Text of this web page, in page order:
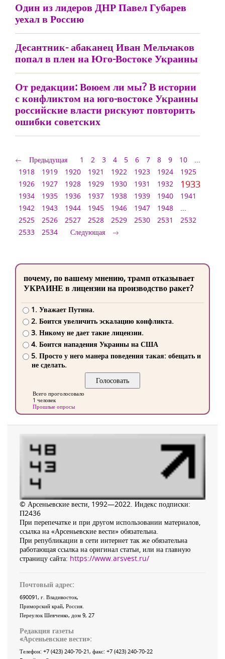
Один из лидеров ДНР Павел Губарев
уехал в Россию
Десантник- абаканец Иван Мельчаков
попал в плен на Юго-Востоке Украины
От редакции: Воюем ли мы? В истории
с конфликтом на юго-востоке Украины
российские власти рискуют повторить
ошибки советских
Предыдущая 1 2 3 4 5 6 7 8 9 10
...
1918
1919 1920 1921 1922 1923 1924
1925
1926
1927 1928 1929 1930 1931 1932 1933
1934 1935 1936 1937 1938 1939 1940
1941
1942
1943 1944 1945 1946 1947 1948
...
2525
2526 2527 2528 2529 2530 2531
2532
2533
2534 Следующая
почему, по вашему мнению, трамп отказывает
УКРАИНЕ в лицензии на производство ракет?
1. Уважает Путина.
2. Боится увеличить эскалацию конфликта.
3. Никому не дает такие лицензии.
4. Боится нападения Украины на США
5. Просто у него манера поведения такая: обещать и
не сделать.
Всего проголосовало
1 человек
Прошлые опросы
© Арсеньевские вести, 1992—2022. Индекс подписки:
П2436
При перепечатке и при другом использовании материалов,
ссылка на «Арсеньевские вести» обязательна.
При републикации в сети интернет так же обязательна
работающая ссылка на оригинал статьи, или на главную
страницу сайта: https://www.arsvest.ru/
Почтовый адрес:
690091, г. Владивосток,
Приморский край, Россия
Переулок Шевченко, дом 9, 27
Редакция газеты
«Арсеньевские вести»:
Телефон: +7 (423) 240-70-21, факс: +7 (423) 240-70-22